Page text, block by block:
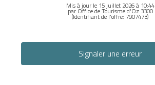
Mis à jour le 15 juillet 2026 à 10:44
par Office de Tourisme d'Oz 3300
(Identifiant de l'offre: 7907473)
Signaler une erreur